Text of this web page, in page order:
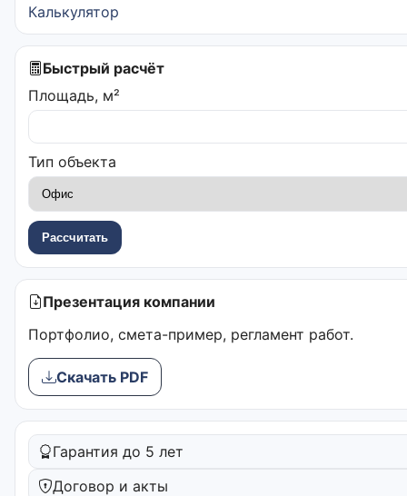
Калькулятор
Быстрый расчёт
Площадь, м²
Тип объекта
Рассчитать
Презентация компании
Портфолио, смета-пример, регламент работ.
Скачать PDF
Гарантия до 5 лет
Договор и акты